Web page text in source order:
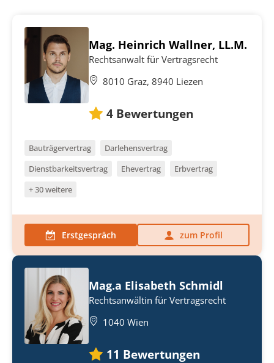
Mag. Heinrich Wallner, LL.M.
Rechtsanwalt für Vertragsrecht
8010 Graz, 8940 Liezen
4 Bewertungen
Bauträgervertrag
Darlehensvertrag
Dienstbarkeitsvertrag
Ehevertrag
Erbvertrag
+ 30 weitere
Erstgespräch zum Profil
Mag.a Elisabeth Schmidl
Rechtsanwältin für Vertragsrecht
1040 Wien
11 Bewertungen